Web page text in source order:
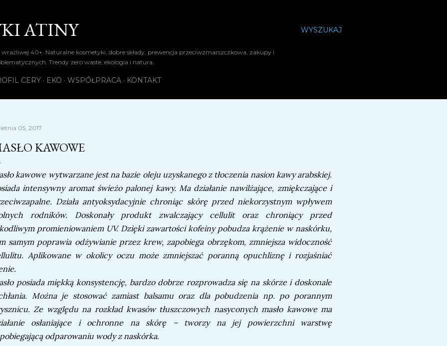
WYSZUKAJ
ATINY
40+. Naturalne kosmetyki, dobre składy, prewencja przeciwzmarszczkowa, zakupy i
Trendy zero waste, ekologia i natura.
CERY EKO WSPÓŁPRACA KONTAKT
05, 2017
KAWOWE
kawowe wytwarzane jest na bazie oleju uzyskanego z tłoczenia nasion kawy arabskiej.
intensywny aromat świeżo palonej kawy. Ma działanie nawilżające, zmiękczające i
Działa antyoksydacyjnie chroniąc skórę przed niekorzystnym wpływem
rodników. Doskonały produkt zwalczający cellulit oraz chroniący przed
promieniowaniem UV. Dzięki zawartości kofeiny pobudza krążenie w naskórku,
samym poprawia odżywianie przez krew, zapobiega obrzękom, zmniejsza widoczność
Aplikowane w okolicy oczu może zmniejszać poranną opuchliznę i rozjaśniać
posiada miękką konsystencję, bardzo dobrze rozprowadza się na skórze i doskonale
Można je stosować zamiast balsamu oraz dla pobudzenia np. po porannym
Ze względu na rozkład kwasów tłuszczowych nasyconych masło kawowe ma
osłaniające i ochronne na skórę – tworzy na jej powierzchni warstwę
odparowaniu wody z naskórka.